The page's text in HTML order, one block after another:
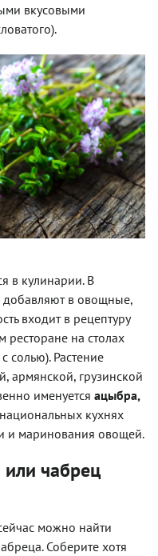
вкусовыми
в кулинарии. В
добавляют в овощные,
входит в рецептуру
ресторане на столах
солью). Растение
армянской, грузинской
именуется ацыбра,
кухнях
и маринования овощей.
или чабрец
можно найти
Соберите хотя